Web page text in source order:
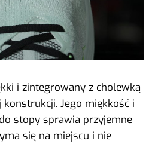
i zintegrowany z cholewką
Jego miękkość i
stopy sprawia przyjemne
się na miejscu i nie